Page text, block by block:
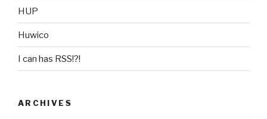
HUP
Huwico
I can has RSS!?!
ARCHIVES